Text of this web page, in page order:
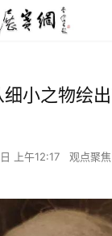
小之物绘
上午12:17 观点聚焦